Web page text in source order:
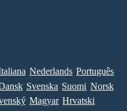
Nederlands Português
Svenska Suomi Norsk
Magyar Hrvatski